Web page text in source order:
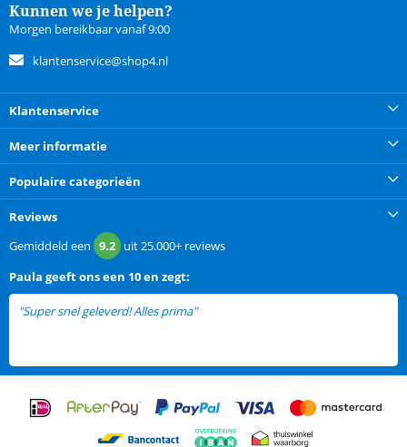
Kunnen we je helpen?
Morgen bereikbaar vanaf 9:00
klantenservice@shop4.nl
Klantenservice
Meer informatie
Populaire categorieën
Reviews
Gemiddeld een 9.2 uit25.000+ reviews
Paula geeft ons een 10 en zegt:
"Super snel geleverd! Alles prima"